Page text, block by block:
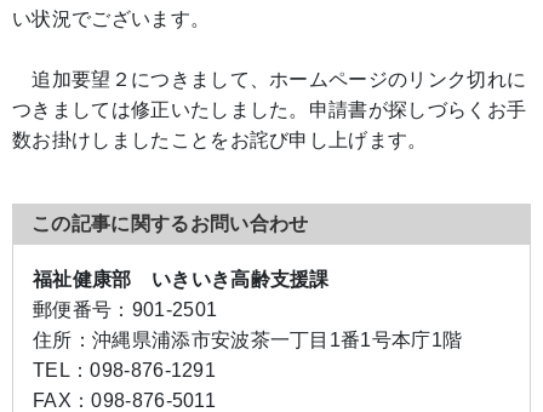
い状況でございます。
追加要望２につきまして、ホームページのリンク切れに
つきましては修正いたしました。申請書が探しづらくお手
数お掛けしましたことをお詫び申し上げます。
この記事に関するお問い合わせ
福祉健康部 いきいき高齢支援課
郵便番号： 901-2501
住所： 沖縄県浦添市安波茶一丁目1番1号本庁1階
TEL：098-876-1291
FAX：098-876-5011